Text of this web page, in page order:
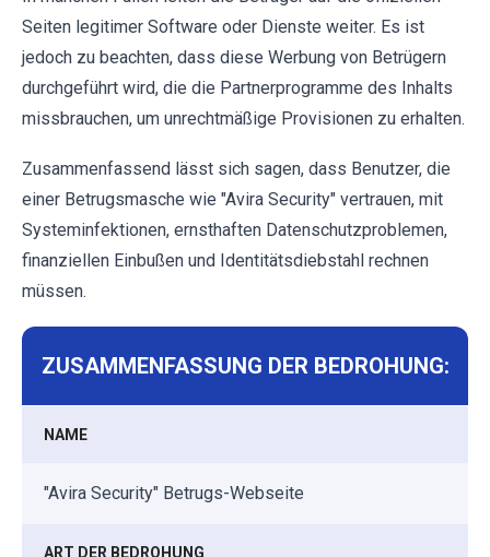
Seiten legitimer Software oder Dienste weiter. Es ist
jedoch zu beachten, dass diese Werbung von Betrügern
durchgeführt wird, die die Partnerprogramme des Inhalts
missbrauchen, um unrechtmäßige Provisionen zu erhalten.
Zusammenfassend lässt sich sagen, dass Benutzer, die
einer Betrugsmasche wie "Avira Security" vertrauen, mit
Systeminfektionen, ernsthaften Datenschutzproblemen,
finanziellen Einbußen und Identitätsdiebstahl rechnen
müssen.
ZUSAMMENFASSUNG DER BEDROHUNG:
NAME
"Avira Security" Betrugs-Webseite
ART DER BEDROHUNG